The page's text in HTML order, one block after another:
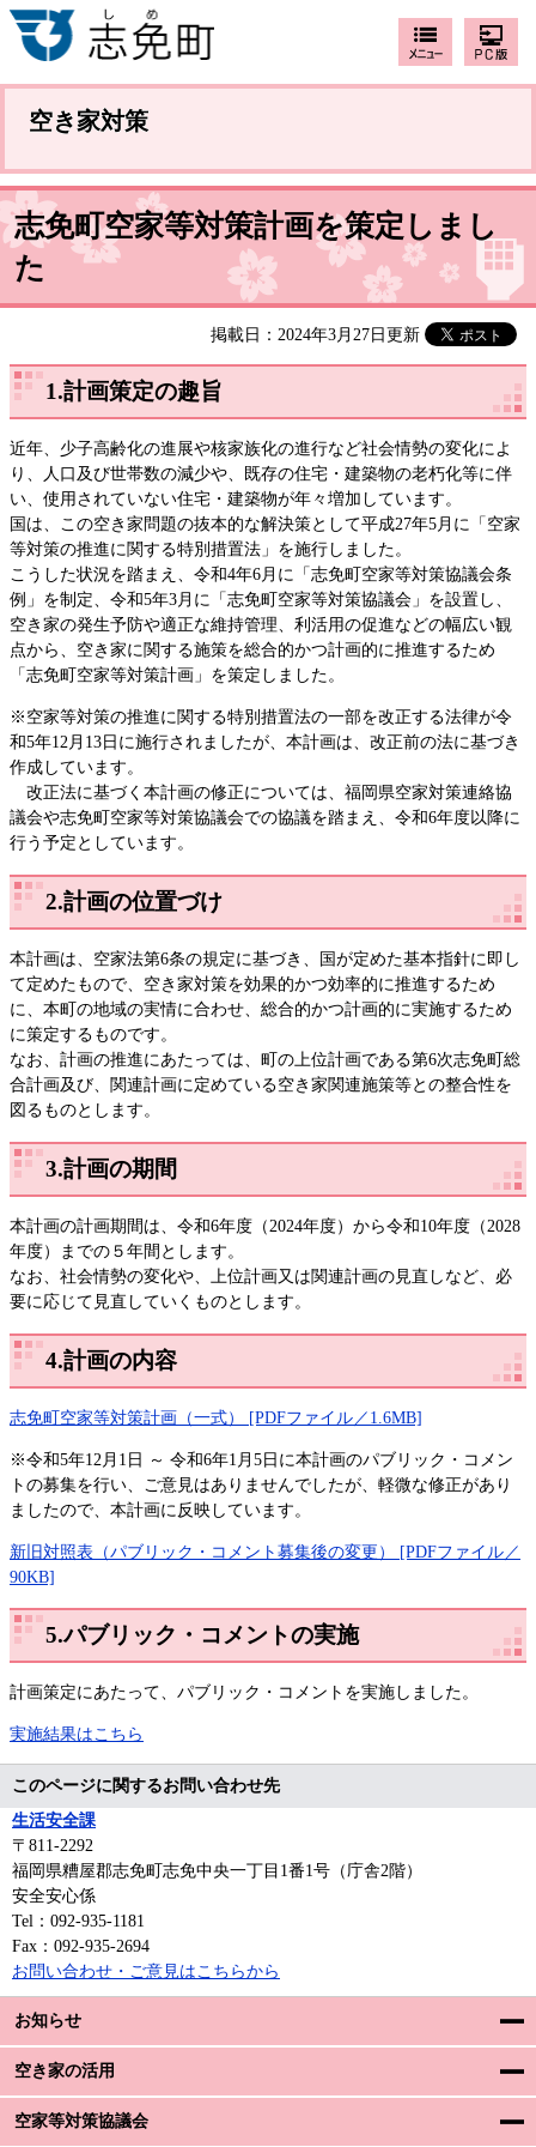
空き家対策
お知らせ
空き家の活用
空家等対策協議会
志免町空家等対策計画を策定しまし
た
掲載日：2024年3月27日更新
1.計画策定の趣旨
近年、少子高齢化の進展や核家族化の進行など社会情勢の変化によ
り、人口及び世帯数の減少や、既存の住宅・建築物の老朽化等に伴
い、使用されていない住宅・建築物が年々増加しています。
​国は、この空き家問題の抜本的な解決策として平成27年5月に「空家
等対策の推進に関する特別措置法」を施行しました。
​こうした状況を踏まえ、令和4年6月に「志免町空家等対策協議会条
例」を制定、令和5年3月に「志免町空家等対策協議会」を設置し、
空き家の発生予防や適正な維持管理、利活用の促進などの幅広い観
点から、空き家に関する施策を総合的かつ計画的に推進するため
「志免町空家等対策計画」を策定しました。
※空家等対策の推進に関する特別措置法の一部を改正する法律が令
和5年12月13日に施行されましたが、本計画は、改正前の法に基づき
作成しています。
改正法に基づく本計画の修正については、福岡県空家対策連絡協
議会や志免町空家等対策協議会での協議を踏まえ、令和6年度以降に
行う予定としています。​
2.計画の位置づけ
本計画は、空家法第6条の規定に基づき、国が定めた基本指針に即し
て定めたもので、空き家対策を効果的かつ効率的に推進するため
に、本町の地域の実情に合わせ、総合的かつ計画的に実施するため
に策定するものです。
なお、計画の推進にあたっては、町の上位計画である第6次志免町総
合計画及び、関連計画に定めている空き家関連施策等との整合性を
図るものとします。
3.計画の期間
本計画の計画期間は、令和6年度（2024年度）から令和10年度（2028
年度）までの５年間とします。
なお、社会情勢の変化や、上位計画又は関連計画の見直しなど、必
要に応じて見直していくものとします。​
4.計画の内容​
志免町空家等対策計画（一式） [PDFファイル／1.6MB]
※令和5年12月1日 ～ 令和6年1月5日に本計画のパブリック・コメン
トの募集を行い、ご意見はありませんでしたが、軽微な修正があり
ましたので、本計画に反映しています。
新旧対照表（パブリック・コメント募集後の変更） [PDFファイル／
90KB]
5.パブリック・コメントの実施
計画策定にあたって、パブリック・コメントを実施しました。
実施結果はこちら
このページに関するお問い合わせ先
生活安全課
〒811-2292
福岡県糟屋郡志免町志免中央一丁目1番1号（庁舎2階）
安全安心係
Tel：092-935-1181
Fax：092-935-2694
お問い合わせ・ご意見はこちらから